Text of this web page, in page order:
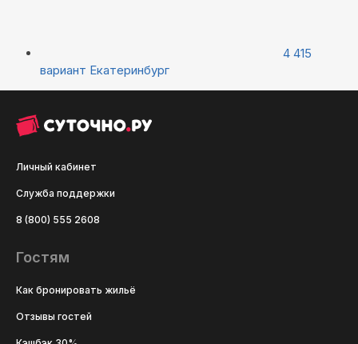
4 415
вариант Екатеринбург
Личный кабинет
Служба поддержки
8 (800) 555 2608
Гостям
Как бронировать жильё
Отзывы гостей